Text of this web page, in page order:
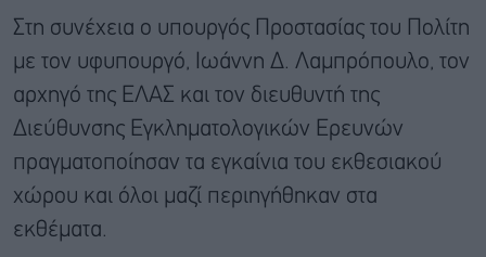
Στη συνέχεια ο υπουργός Προστασίας του Πολίτη
με τον υφυπουργό, Ιωάννη Δ. Λαμπρόπουλο, τον
αρχηγό της ΕΛΑΣ και τον διευθυντή της
Διεύθυνσης Εγκληματολογικών Ερευνών
πραγματοποίησαν τα εγκαίνια του εκθεσιακού
χώρου και όλοι μαζί περιηγήθηκαν στα
εκθέματα.